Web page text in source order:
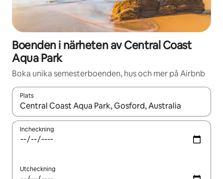
Boenden i närheten av Central Coast
Aqua Park
Boka unika semesterboenden, hus och mer på Airbnb
Plats
När resultaten är tillgängliga kan du navigera med upp- och
Incheckning
Utcheckning